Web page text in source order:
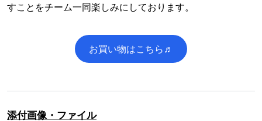
すことをチーム一同楽しみにしております。
お買い物はこちら♬
添付画像・ファイル